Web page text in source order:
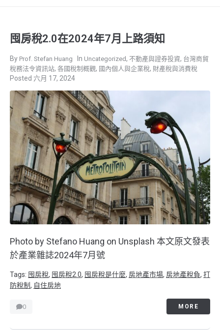
囤房稅2.0在2024年7月上路須知
Prof. Stefan Huang Uncategorized, 不動產與證券投資, 台灣商貿
稅務法令資訊站, 各國稅制概觀, 國內個人與企業稅, 財產稅與消費稅
六月 17, 2024
Photo by Stefano Huang on Unsplash 本文原文發表
於產業雜誌2024年7月號
Tags: 囤房稅, 囤房稅2.0, 囤房稅是什麼, 房地產市場, 房地產稅負, 打
防稅制, 自住房地
0 MORE